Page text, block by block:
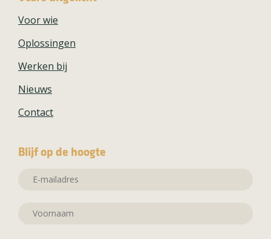
Voor wie
Oplossingen
Werken bij
Nieuws
Contact
Blijf op de hoogte